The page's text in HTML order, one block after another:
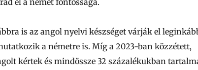
is az angol nyelvi készséget várják el
a németre is. Míg a 2023-ban közzétett,
kértek és mindössze 32 százalékukban